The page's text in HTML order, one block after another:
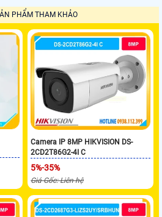
PHẨM THAM KHẢO
Camera IP 8MP HIKVISION DS-
2CD2T86G2-4I C
5%-35%
Giá Gốc: Liên hệ